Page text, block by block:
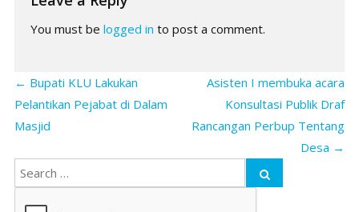
You must be logged in to post a comment.
← Bupati KLU Lakukan
Pelantikan Pejabat di Dalam
Masjid
Asisten I membuka acara
Konsultasi Publik Draf
Rancangan Perbup Tentang
Desa →